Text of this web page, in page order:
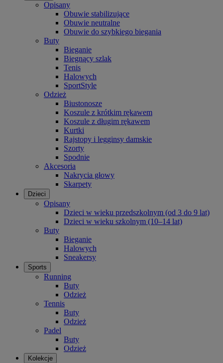
Opisany
Obuwie stabilizujące
Obuwie neutralne
Obuwie do szybkiego biegania
Buty
Bieganie
Biegnący szlak
Tenis
Halowych
SportStyle
Odzież
Biustonosze
Koszule z krótkim rękawem
Koszule z długim rękawem
Kurtki
Rajstopy i legginsy damskie
Szorty
Spodnie
Akcesoria
Nakrycia głowy
Skarpety
Dzieci
Opisany
Dzieci w wieku przedszkolnym (od 3 do 9 lat)
Dzieci w wieku szkolnym (10–14 lat)
Buty
Bieganie
Halowych
Sneakersy
Sports
Running
Buty
Odzież
Tennis
Buty
Odzież
Padel
Buty
Odzież
Kolekcje